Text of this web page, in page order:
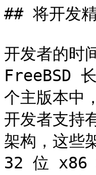
## 将开发
开发者的时
FreeBSD
个主版本中
开发者支持
架构，这些
32 位 x86